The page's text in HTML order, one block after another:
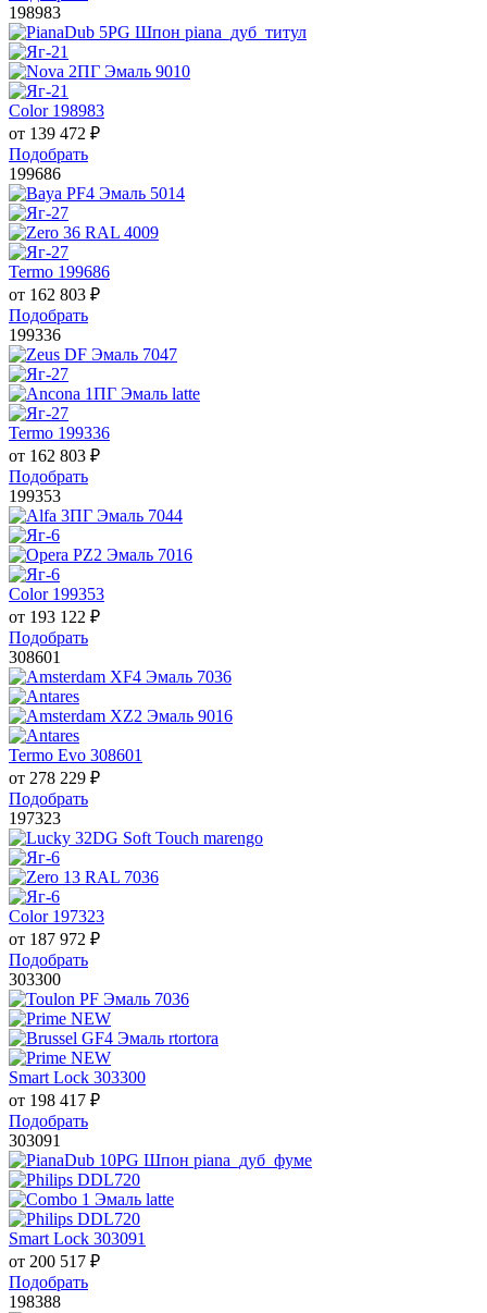
198983
Color 198983
от 139 472 ₽
Подобрать
199686
Termo 199686
от 162 803 ₽
Подобрать
199336
Termo 199336
от 162 803 ₽
Подобрать
199353
Color 199353
от 193 122 ₽
Подобрать
308601
Termo Evo 308601
от 278 229 ₽
Подобрать
197323
Color 197323
от 187 972 ₽
Подобрать
303300
Smart Lock 303300
от 198 417 ₽
Подобрать
303091
Smart Lock 303091
от 200 517 ₽
Подобрать
198388